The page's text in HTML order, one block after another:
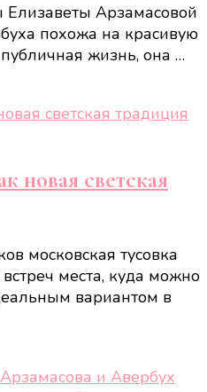
Арзамасовой
похожа на красивую
жизнь, она …
новая светская
московская тусовка
места, куда можно
вариантом в